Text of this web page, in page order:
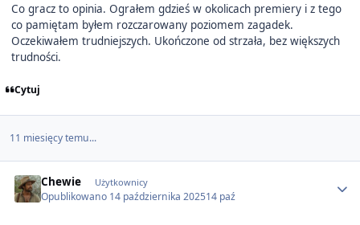
Co gracz to opinia. Ograłem gdzieś w okolicach premiery i z tego
co pamiętam byłem rozczarowany poziomem zagadek.
Oczekiwałem trudniejszych. Ukończone od strzała, bez większych
trudności.
Cytuj
11 miesięcy temu...
Chewie Użytkownicy
Opublikowano 14 października 202514 paź